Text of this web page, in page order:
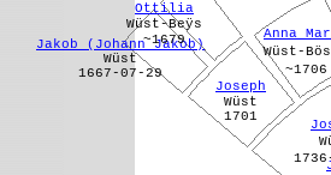
Joseph
Wüst
1701
Jakob (Johann Jakob)
Wüst
1667-07-29
Ottilia
Wüst-Beÿs
~1679
Anna
Wüst-
~1706